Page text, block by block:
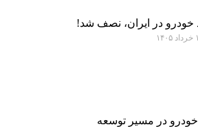
خودرو در ایران، نصف شد!
خودرو در مسیر توسعه